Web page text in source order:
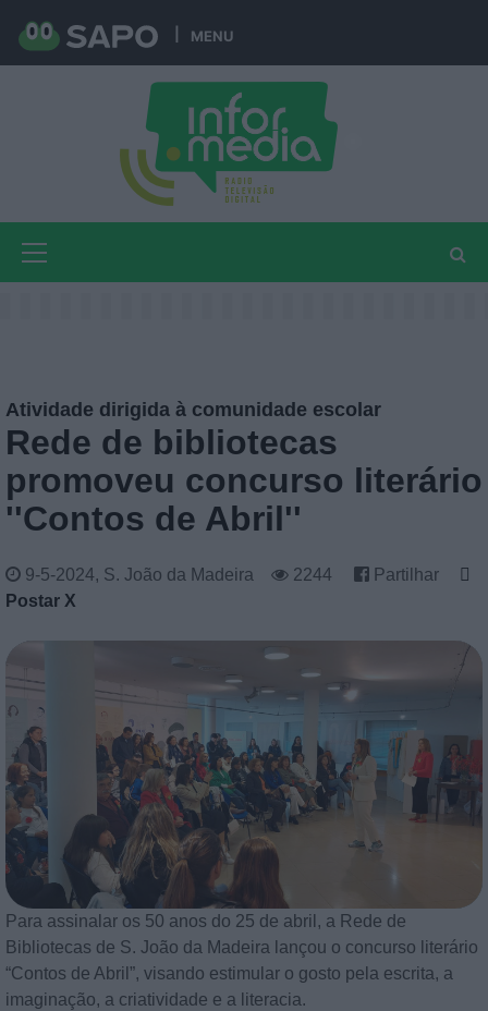
MENU
n
Atividade dirigida à comunidade escolar
Rede de bibliotecas
promoveu concurso literário
''Contos de Abril''
9-5-2024, S. João da Madeira 2244
Partilhar
Postar X
Para assinalar os 50 anos do 25 de abril, a Rede de
Bibliotecas de S. João da Madeira lançou o concurso literário
“Contos de Abril”, visando estimular o gosto pela escrita, a
imaginação, a criatividade e a literacia.